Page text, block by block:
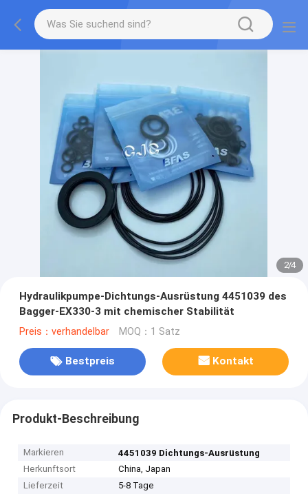
2/4
Hydraulikpumpe-Dichtungs-Ausrüstung 4451039 des
Bagger-EX330-3 mit chemischer Stabilität
Preis：verhandelbar MOQ：1 Satz
Bestpreis Kontakt
Produkt-Beschreibung
Markieren
4451039 Dichtungs-Ausrüstung
Herkunftsort
China, Japan
Lieferzeit
5-8 Tage